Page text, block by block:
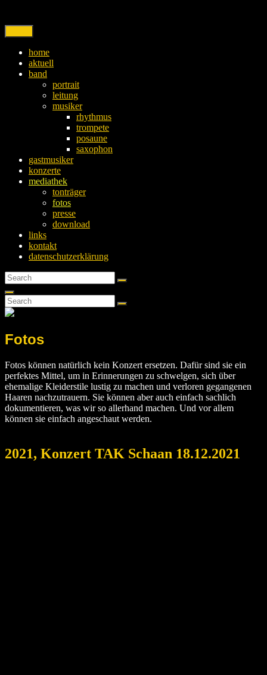
home
aktuell
band
portrait
leitung
musiker
rhythmus
trompete
posaune
saxophon
gastmusiker
konzerte
mediathek
tonträger
fotos
presse
download
links
kontakt
datenschutzerklärung
Search
for:
Search
Search
Search
for:
Search
Fotos
Fotos können natürlich kein Konzert ersetzen. Dafür sind sie ein
perfektes Mittel, um in Erinnerungen zu schwelgen, sich über
ehemalige Kleiderstile lustig zu machen und verloren gegangenen
Haaren nachzutrauern. Sie können aber auch einfach sachlich
dokumentieren, was wir so allerhand machen. Und vor allem
können sie einfach angeschaut werden.
2021, Konzert TAK Schaan 18.12.2021